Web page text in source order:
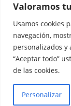
Valoramos
Usamos cookies
navegación,
personalizados y
“Aceptar todo”
de las cookies.
Personalizar
Accesibilidad